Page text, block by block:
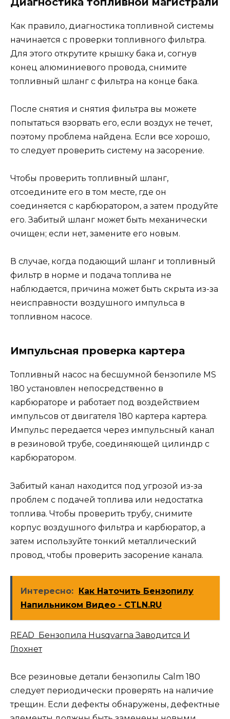
Как правило, диагностика топливной системы
начинается с проверки топливного фильтра.
Для этого открутите крышку бака и, согнув
конец алюминиевого провода, снимите
топливный шланг с фильтра на конце бака.
После снятия и снятия фильтра вы можете
попытаться взорвать его, если воздух не течет,
поэтому проблема найдена. Если все хорошо,
то следует проверить систему на засорение.
Чтобы проверить топливный шланг,
отсоедините его в том месте, где он
соединяется с карбюратором, а затем продуйте
его. Забитый шланг может быть механически
очищен; если нет, замените его новым.
В случае, когда подающий шланг и топливный
фильтр в норме и подача топлива не
наблюдается, причина может быть скрыта из-за
неисправности воздушного импульса в
топливном насосе.
Импульсная проверка картера
Топливный насос на бесшумной бензопиле MS
180 установлен непосредственно в
карбюраторе и работает под воздействием
импульсов от двигателя 180 картера картера.
Импульс передается через импульсный канал
в резиновой трубе, соединяющей цилиндр с
карбюратором.
Забитый канал находится под угрозой из-за
проблем с подачей топлива или недостатка
топлива. Чтобы проверить трубу, снимите
корпус воздушного фильтра и карбюратор, а
затем используйте тонкий металлический
провод, чтобы проверить засорение канала.
Интересно: Как Наточить Бензопилу
Напильником Видео - CTLN.RU
READ Бензопила Husqvarna Заводится И
Глохнет
Все резиновые детали бензопилы Calm 180
следует периодически проверять на наличие
трещин. Если дефекты обнаружены, дефектные